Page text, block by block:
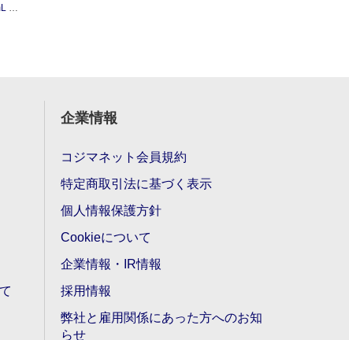
企業情報
コジマネット会員規約
特定商取引法に基づく表示
個人情報保護方針
Cookieについて
企業情報・IR情報
採用情報
弊社と雇用関係にあった方へのお知
らせ